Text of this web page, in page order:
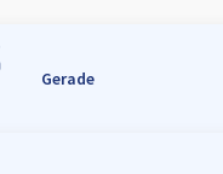
Gerade